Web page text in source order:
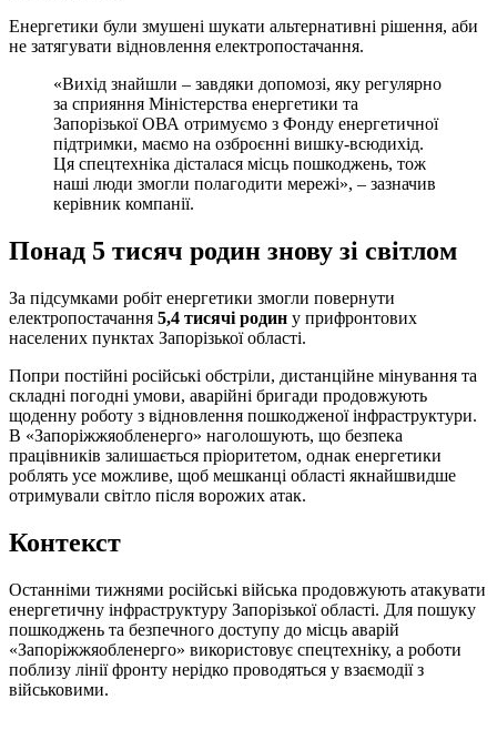
Енергетики були змушені шукати альтернативні рішення, аби
не затягувати відновлення електропостачання.
«Вихід знайшли – завдяки допомозі, яку регулярно
за сприяння Міністерства енергетики та
Запорізької ОВА отримуємо з Фонду енергетичної
підтримки, маємо на озброєнні вишку-всюдихід.
Ця спецтехніка дісталася місць пошкоджень, тож
наші люди змогли полагодити мережі», – зазначив
керівник компанії.
Понад 5 тисяч родин знову зі світлом
За підсумками робіт енергетики змогли повернути
електропостачання 5,4 тисячі родин у прифронтових
населених пунктах Запорізької області.
Попри постійні російські обстріли, дистанційне мінування та
складні погодні умови, аварійні бригади продовжують
щоденну роботу з відновлення пошкодженої інфраструктури.
В «Запоріжжяобленерго» наголошують, що безпека
працівників залишається пріоритетом, однак енергетики
роблять усе можливе, щоб мешканці області якнайшвидше
отримували світло після ворожих атак.
Контекст
Останніми тижнями російські війська продовжують атакувати
енергетичну інфраструктуру Запорізької області. Для пошуку
пошкоджень та безпечного доступу до місць аварій
«Запоріжжяобленерго» використовує спецтехніку, а роботи
поблизу лінії фронту нерідко проводяться у взаємодії з
військовими.